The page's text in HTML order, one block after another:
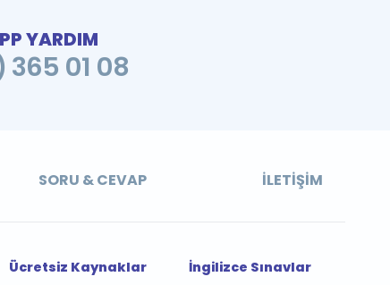
YARDIM
365 01 08
SORU & CEVAP İLETIŞIM
Ücretsiz Kaynaklar
İngilizce Sınavlar